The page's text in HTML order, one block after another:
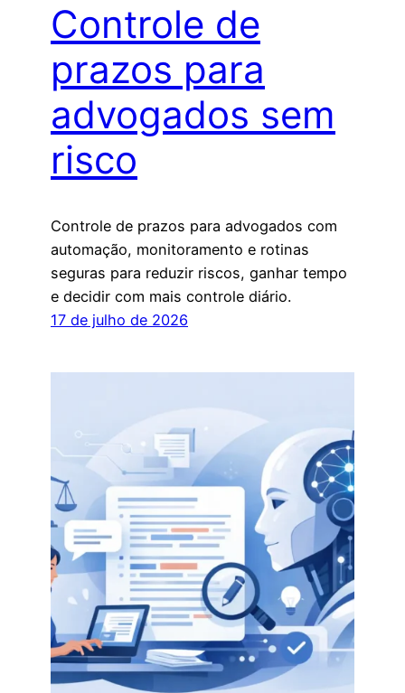
Controle de
prazos para
advogados sem
risco
Controle de prazos para advogados com
automação, monitoramento e rotinas
seguras para reduzir riscos, ganhar tempo
e decidir com mais controle diário.
17 de julho de 2026